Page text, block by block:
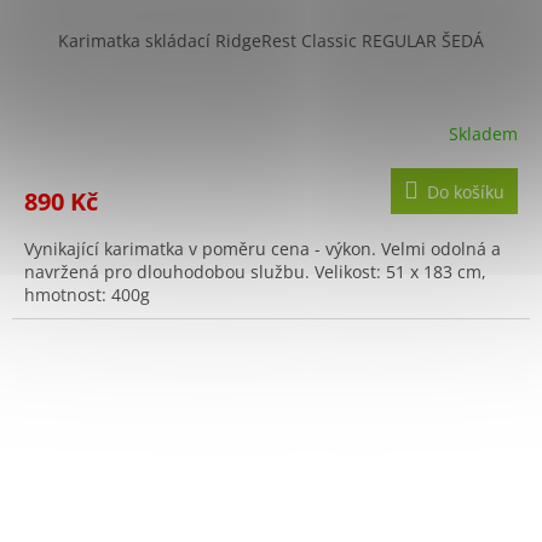
Karimatka skládací RidgeRest Classic REGULAR ŠEDÁ
Skladem
890 Kč Do košíku
Vynikající karimatka v poměru cena - výkon. Velmi odolná a
navržená pro dlouhodobou službu. Velikost: 51 x 183 cm,
hmotnost: 400g